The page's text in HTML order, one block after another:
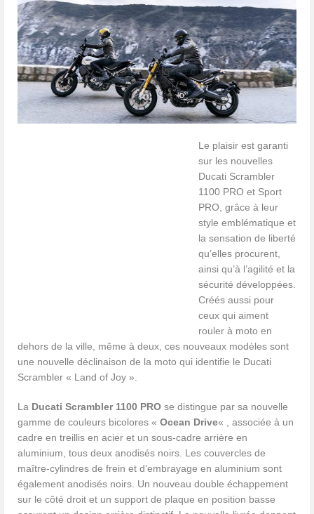
Le plaisir est garanti
sur les nouvelles
Ducati Scrambler
1100 PRO et Sport
PRO, grâce à leur
style emblématique et
la sensation de liberté
qu’elles procurent,
ainsi qu’à l’agilité et la
sécurité développées.
Créés aussi pour
ceux qui aiment
rouler à moto en
dehors de la ville, même à deux, ces nouveaux modèles sont
une nouvelle déclinaison de la moto qui identifie le Ducati
Scrambler « Land of Joy ».
La Ducati Scrambler 1100 PRO se distingue par sa nouvelle
gamme de couleurs bicolores «Ocean Drive« , associée à un
cadre en treillis en acier et un sous-cadre arrière en
aluminium, tous deux anodisés noirs. Les couvercles de
maître-cylindres de frein et d’embrayage en aluminium sont
également anodisés noirs. Un nouveau double échappement
sur le côté droit et un support de plaque en position basse